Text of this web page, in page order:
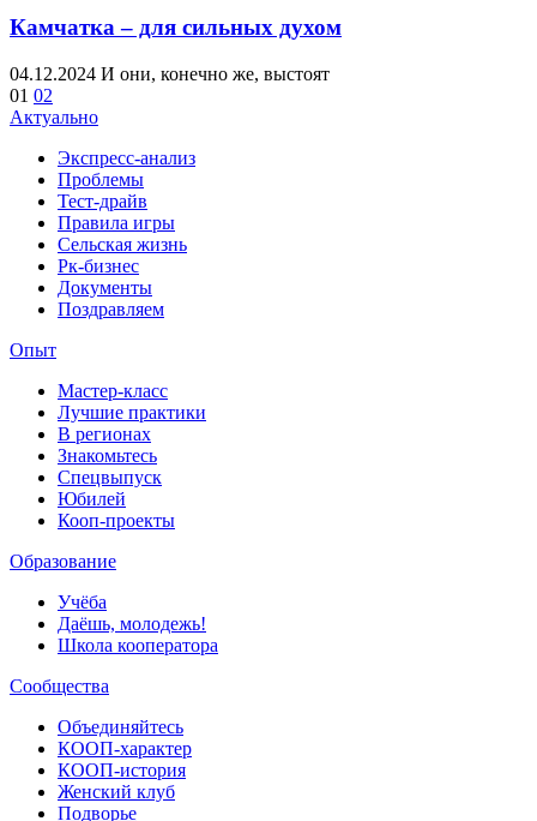
Камчатка – для сильных духом
04.12.2024 И они, конечно же, выстоят
01 02
Актуально
Экспресс-анализ
Проблемы
Тест-драйв
Правила игры
Сельская жизнь
Рк-бизнес
Документы
Поздравляем
Опыт
Мастер-класс
Лучшие практики
В регионах
Знакомьтесь
Спецвыпуск
Юбилей
Кооп-проекты
Образование
Учёба
Даёшь, молодежь!
Школа кооператора
Сообщества
Объединяйтесь
КООП-характер
КООП-история
Женский клуб
Подворье